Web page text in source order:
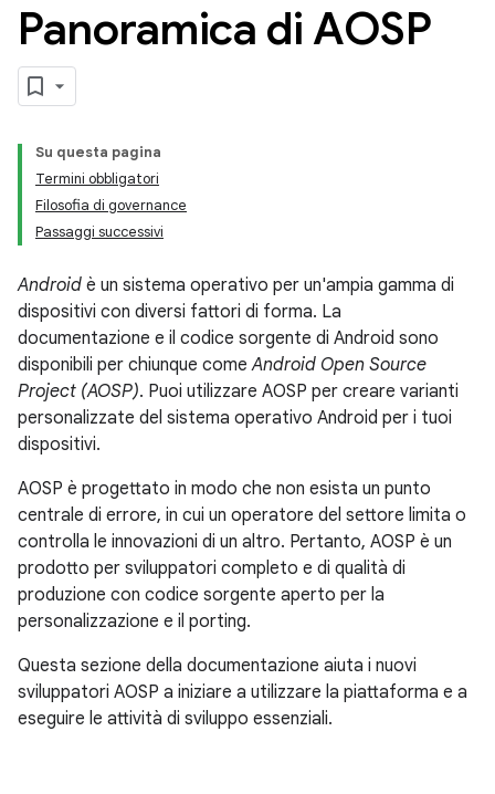
Panoramica di AOSP
Su questa pagina
Termini obbligatori
Filosofia di governance
Passaggi successivi
Android è un sistema operativo per un'ampia gamma di
dispositivi con diversi fattori di forma. La
documentazione e il codice sorgente di Android sono
disponibili per chiunque comeAndroid Open Source
Project (AOSP). Puoi utilizzare AOSP per creare varianti
personalizzate del sistema operativo Android per i tuoi
dispositivi.
AOSP è progettato in modo che non esista un punto
centrale di errore, in cui un operatore del settore limita o
controlla le innovazioni di un altro. Pertanto, AOSP è un
prodotto per sviluppatori completo e di qualità di
produzione con codice sorgente aperto per la
personalizzazione e il porting.
Questa sezione della documentazione aiuta i nuovi
sviluppatori AOSP a iniziare a utilizzare la piattaforma e a
eseguire le attività di sviluppo essenziali.